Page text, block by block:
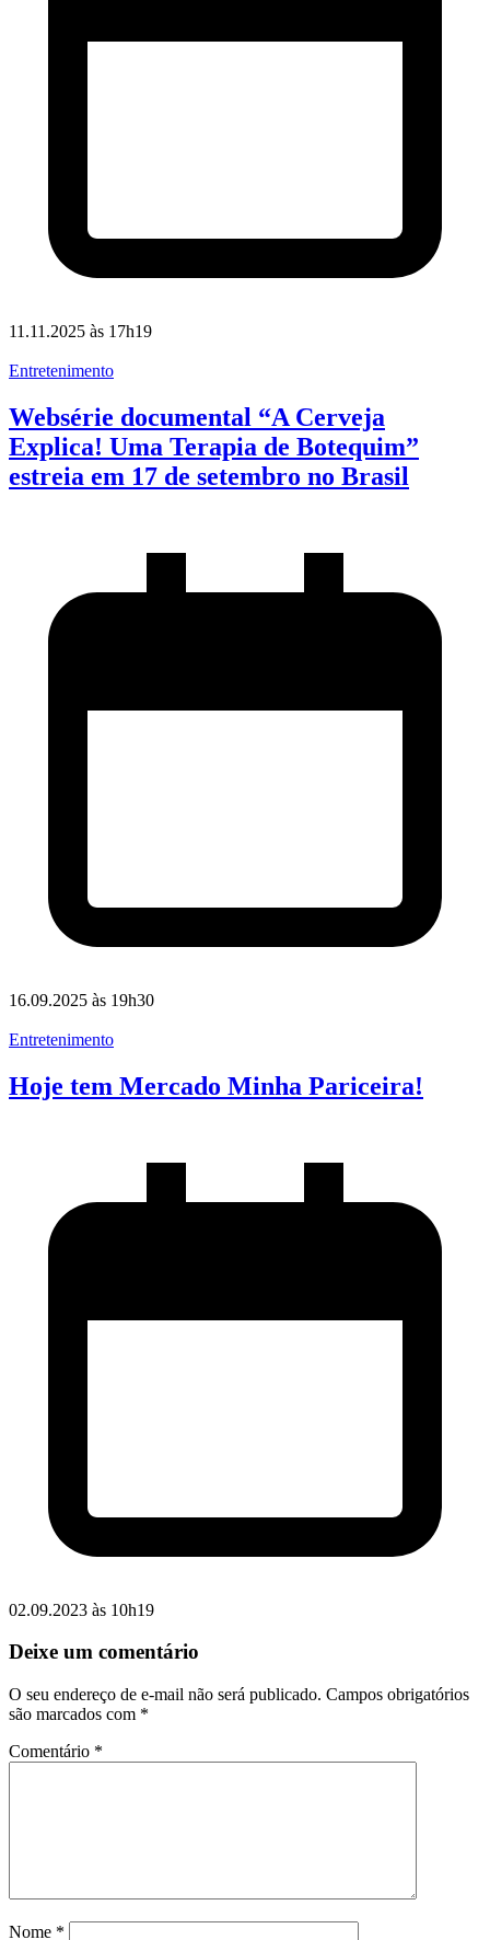
11.11.2025 às 17h19
Entretenimento
Websérie documental “A Cerveja
Explica! Uma Terapia de Botequim”
estreia em 17 de setembro no Brasil
16.09.2025 às 19h30
Entretenimento
Hoje tem Mercado Minha Pariceira!
02.09.2023 às 10h19
Deixe um comentário
O seu endereço de e-mail não será publicado. Campos obrigatórios
são marcados com *
Comentário *
Nome *